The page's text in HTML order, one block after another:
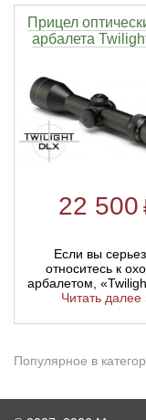
Прицел
арбалета
22 500
Если вы
относитесь к
арбалетом,
Читать далее
Популярное в